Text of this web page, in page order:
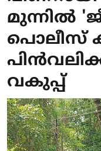
മുന്നില്‍
പൊലീസ്
വകുപ്പ്